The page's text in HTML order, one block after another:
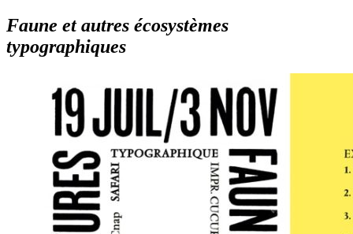
Faune et autres écosystèmes
typographiques